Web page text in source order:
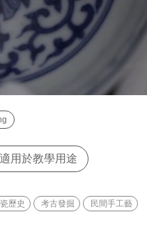
用於教學用途
歷史 考古發掘 民間手工藝